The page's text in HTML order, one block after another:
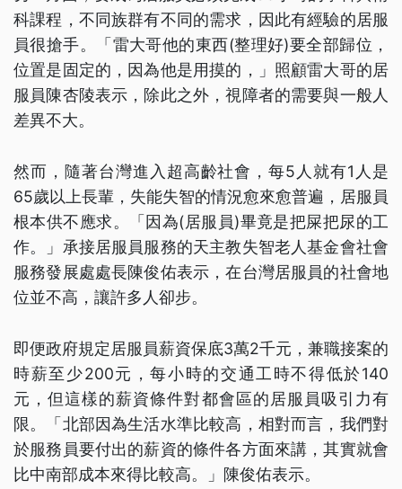
科課程，不同族群有不同的需求，因此有經驗的居服
員很搶手。「雷大哥他的東西(整理好)要全部歸位，
位置是固定的，因為他是用摸的，」照顧雷大哥的居
服員陳杏陵表示，除此之外，視障者的需要與一般人
差異不大。
然而，隨著台灣進入超高齡社會，每5人就有1人是
65歲以上長輩，失能失智的情況愈來愈普遍，居服員
根本供不應求。「因為(居服員)畢竟是把屎把尿的工
作。」承接居服員服務的天主教失智老人基金會社會
服務發展處處長陳俊佑表示，在台灣居服員的社會地
位並不高，讓許多人卻步。
即便政府規定居服員薪資保底3萬2千元，兼職接案的
時薪至少200元，每小時的交通工時不得低於140
元，但這樣的薪資條件對都會區的居服員吸引力有
限。「北部因為生活水準比較高，相對而言，我們對
於服務員要付出的薪資的條件各方面來講，其實就會
比中南部成本來得比較高。」陳俊佑表示。